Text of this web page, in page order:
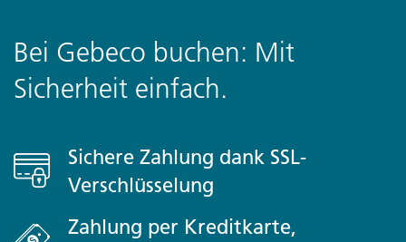
Bei Gebeco buchen: Mit
Sicherheit einfach.
Sichere Zahlung dank SSL-
Verschlüsselung
Zahlung per Kreditkarte,